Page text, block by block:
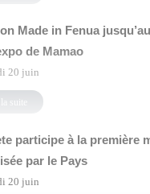
Made in Fenua
de Mamao
20 juin
la suite
participe à la première
par le Pays
20 juin